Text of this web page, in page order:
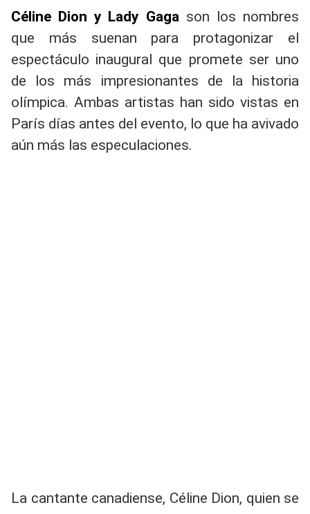
Céline Dion y Lady Gagason los nombres
que más suenan para protagonizar el
espectáculo inaugural que promete ser uno
de los más impresionantes de la historia
olímpica. Ambas artistas han sido vistas en
París días antes del evento, lo que ha avivado
aún más las especulaciones.
La cantante canadiense, Céline Dion, quien se